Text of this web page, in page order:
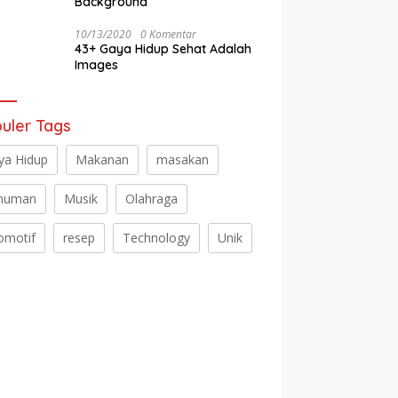
10/13/2020 0 Komentar
43+ Gaya Hidup Sehat Adalah
Images
Tags
Hidup Makanan masakan
Musik Olahraga
resep Technology Unik